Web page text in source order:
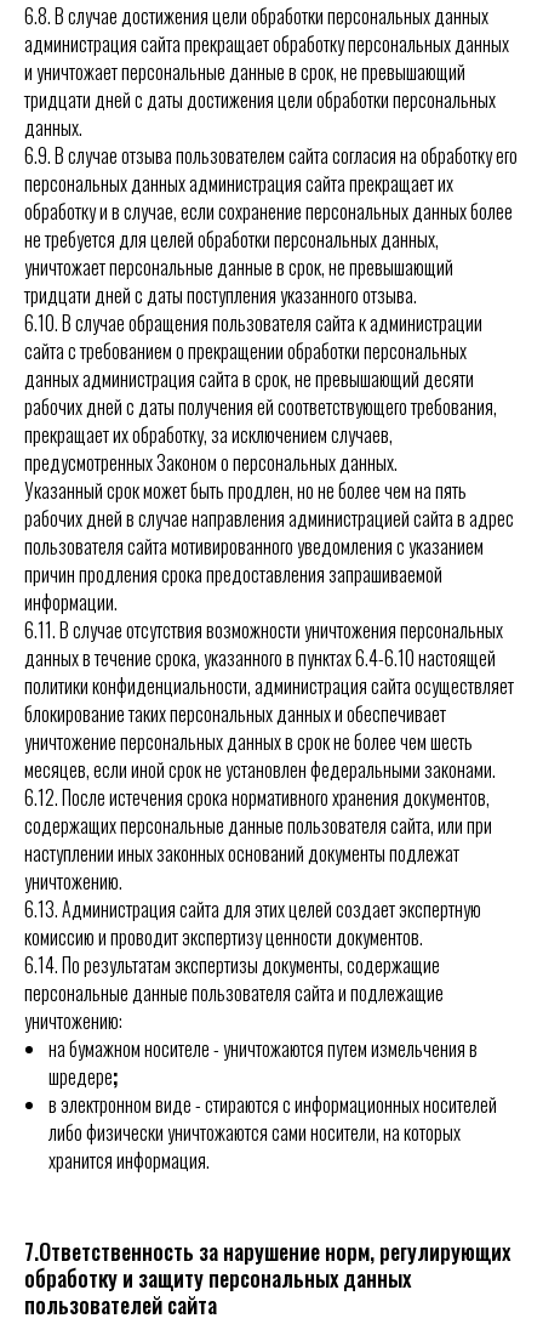
6.8. В случае достижения цели обработки персональных данных
администрация сайта прекращает обработку персональных данных
и уничтожает персональные данные в срок, не превышающий
тридцати дней с даты достижения цели обработки персональных
данных.
6.9. В случае отзыва пользователем сайта согласия на обработку его
персональных данных администрация сайта прекращает их
обработку и в случае, если сохранение персональных данных более
не требуется для целей обработки персональных данных,
уничтожает персональные данные в срок, не превышающий
тридцати дней с даты поступления указанного отзыва.
6.10. В случае обращения пользователя сайта к администрации
сайта с требованием о прекращении обработки персональных
данных администрация сайта в срок, не превышающий десяти
рабочих дней с даты получения ей соответствующего требования,
прекращает их обработку, за исключением случаев,
предусмотренныхЗакономо персональных данных.
Указанный срок может быть продлен, но не более чем на пять
рабочих дней в случае направления администрацией сайта в адрес
пользователя сайта мотивированного уведомления с указанием
причин продления срока предоставления запрашиваемой
информации.
6.11. В случае отсутствия возможности уничтожения персональных
данных в течение срока, указанного впунктах 6.4-6.10настоящей
политики конфиденциальности, администрация сайта осуществляет
блокирование таких персональных данных и обеспечивает
уничтожение персональных данных в срок не более чем шесть
месяцев, если иной срок не установлен федеральными законами.
6.12. После истечения срока нормативного хранения документов,
содержащих персональные данные пользователя сайта, или при
наступлении иных законных оснований документы подлежат
уничтожению.
6.13. Администрация сайта для этих целей создает экспертную
комиссию и проводит экспертизу ценности документов.
6.14. По результатам экспертизы документы, содержащие
персональные данные пользователя сайта и подлежащие
уничтожению:
на бумажном носителе - уничтожаются путем измельчения в
шредере;
в электронном виде - стираются с информационных носителей
либо физически уничтожаются сами носители, на которых
хранится информация.
7.Ответственность за нарушение норм, регулирующих
обработку и защиту персональных данных
пользователей сайта